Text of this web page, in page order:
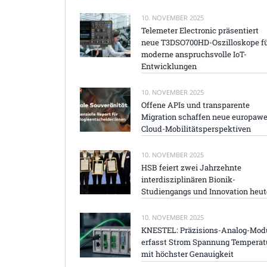
10. NOVEMBER 2025
Telemeter Electronic präsentiert
neue T3DSO700HD-Oszilloskope
moderne anspruchsvolle IoT-
Entwicklungen
10. NOVEMBER 2025
Offene APIs und transparente
Migration schaffen neue
Cloud-Mobilitätsperspektiven
10. NOVEMBER 2025
HSB feiert zwei Jahrzehnte
interdisziplinären Bionik-
Studiengangs und Innovation
10. NOVEMBER 2025
KNESTEL: Präzisions-Analog-
erfasst Strom Spannung
mit höchster Genauigkeit